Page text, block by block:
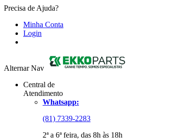
Precisa de Ajuda?
Minha Conta
Login
Alternar Nav
Central de
Atendimento
Whatsapp:
(81) 7339-2283
2ª a 6ª feira, das 8h às 18h